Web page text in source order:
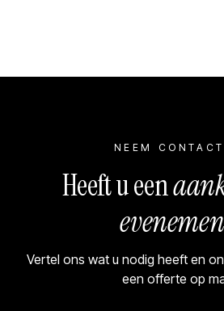
NEEM
Heeft u een
Vertel ons wat u nodig heeft en
een offerte op